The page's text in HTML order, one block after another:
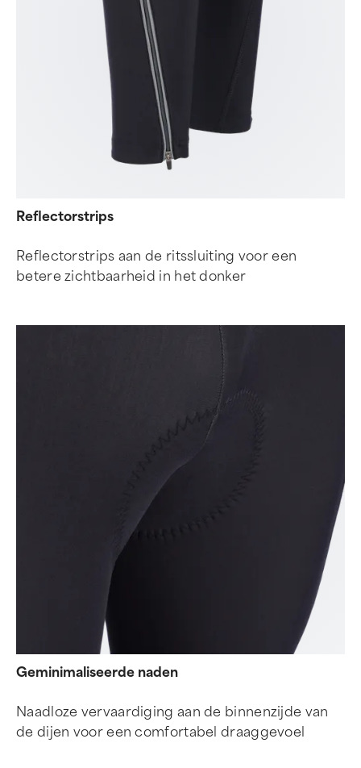
Reflectorstrips
Reflectorstrips aan de ritssluiting voor een
betere zichtbaarheid in het donker
Geminimaliseerde naden
Naadloze vervaardiging aan de binnenzijde van
de dijen voor een comfortabel draaggevoel